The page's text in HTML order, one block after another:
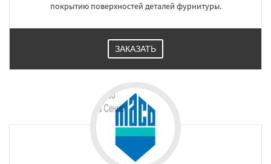
покрытию поверхностей деталей фурнитуры.
ЗАКАЗАТЬ